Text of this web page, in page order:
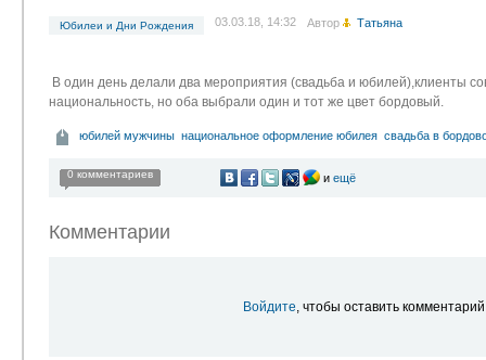
Юбилеи и Дни Рождения 03.03.18, 14:32 Автор Татьяна
В один день делали два мероприятия (свадьба и юбилей),клиенты
национальность, но оба выбрали один и тот же цвет бордовый.
юбилей мужчины национальное оформление юбилея свадьба в
0 комментариев и ещё
Комментарии
Войдите, чтобы оставить комментарий